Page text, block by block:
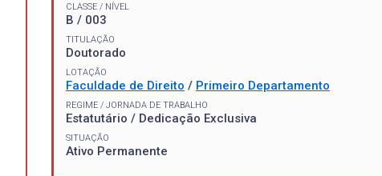
CLASSE / NÍVEL
B / 003
TITULAÇÃO
Doutorado
LOTAÇÃO
Faculdade de Direito / Primeiro Departamento
REGIME / JORNADA DE TRABALHO
Estatutário / Dedicação Exclusiva
SITUAÇÃO
Ativo Permanente